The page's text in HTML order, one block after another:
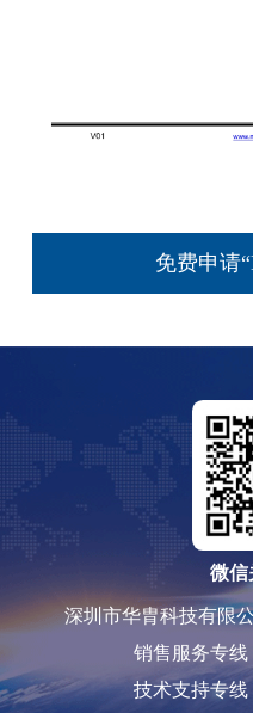
免费申请
微信
深圳市华胄科技有限
销售服务专
技术支持专